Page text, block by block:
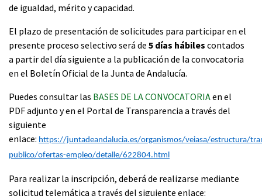
de igualdad, mérito y capacidad.
El plazo de presentación de solicitudes para participar en el
presente proceso selectivo será de 5 días hábiles contados
a partir del día siguiente a la publicación de la convocatoria
en el Boletín Oficial de la Junta de Andalucía.
Puedes consultar las BASES DE LA CONVOCATORIAen el
PDF adjunto y en el Portal de Transparencia a través del
siguiente
enlace: https://juntadeandalucia.es/organismos/veiasa/estructura/
publico/ofertas-empleo/detalle/622804.html
Para realizar la inscripción, deberá de realizarse mediante
solicitud telemática a través del siguiente enlace: